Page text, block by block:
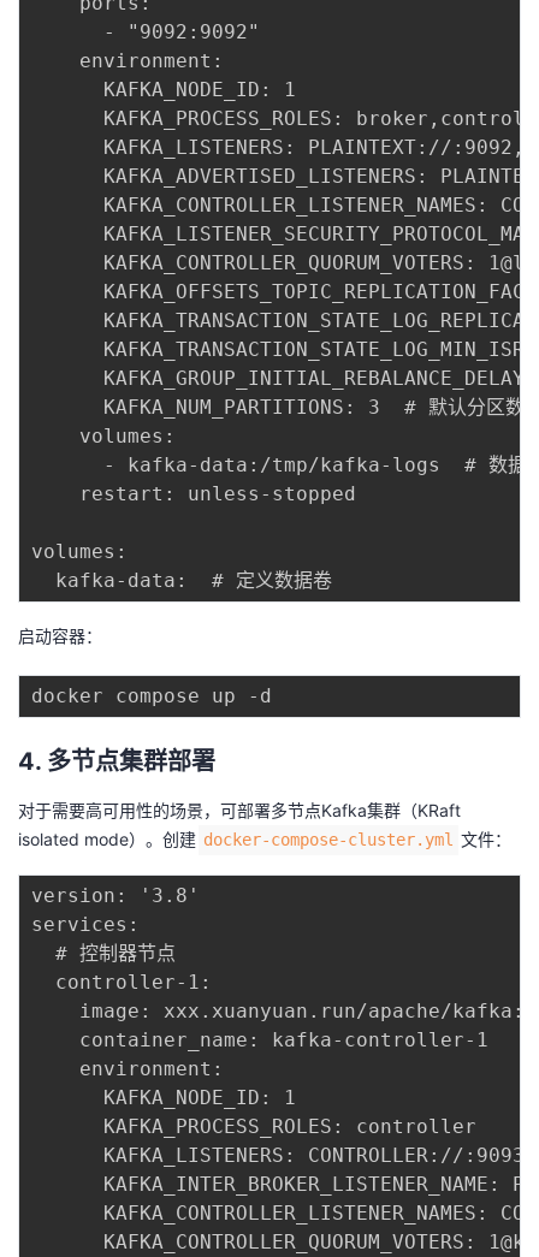
      - "9092:9092"
    environment:
      KAFKA_NODE_ID: 1
KAFKA_PROCESS_ROLES:
KAFKA_LISTENERS: PLAINTEXT://
KAFKA_ADVERTISED_LISTENERS:
KAFKA_CONTROLLER_LISTENER_NAMES:
KAFKA_CONTROLLER_QUORUM_VOTERS:
      KAFKA_NUM_PARTITIONS: 3  # 默认分区数
    volumes:
- kafka-data:/tmp/kafka-logs  # 数据
    restart: unless-stopped
volumes:
启动容器：
4. 多节点集群部署
对于需要高可用性的场景，可部署多节点Kafka集群（KRaft
isolated mode）。创建 docker-compose-cluster.yml 文件：
version: '3.8'
services:
  # 控制器节点
  controller-1:
image: xxx.xuanyuan.run/apache/
    container_name: kafka-controller-1
    environment:
      KAFKA_NODE_ID: 1
      KAFKA_PROCESS_ROLES: controller
      KAFKA_LISTENERS: CONTROLLER://:9093
KAFKA_INTER_BROKER_LISTENER_NAME:
KAFKA_CONTROLLER_LISTENER_NAMES:
KAFKA_CONTROLLER_QUORUM_VOTERS: